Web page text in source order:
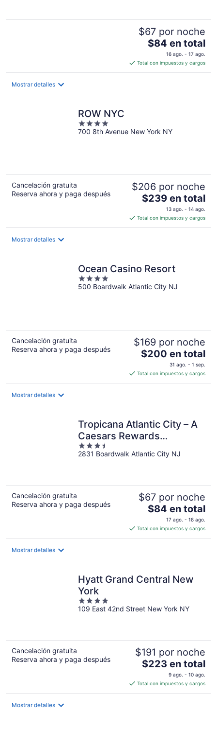
$67 por noche
El
precio
es
de
$84 en total
16 ago. - 17 ago.
Total con impuestos y cargos
Mostrar detalles
ROW NYC
4
out
700 8th Avenue New York NY
Cancelación gratuita
Reserva ahora y paga después
$206 por noche
El
es
de
por
noche
$239 en total
13 ago. - 14 ago.
Total con impuestos y cargos
Mostrar detalles
Ocean Casino Resort
4
out
500 Boardwalk Atlantic City NJ
Cancelación gratuita
Reserva ahora y paga después
$169 por noche
El
es
de
por
noche
$200 en total
31 ago. - 1 sep.
Total con impuestos y cargos
Mostrar detalles
Tropicana Atlantic City – A
Caesars Rewards
Destination
3.5
out
2831 Boardwalk Atlantic City NJ
Cancelación gratuita
Reserva ahora y paga después
$67 por noche
El
precio
es
de
por
noche
$84 en total
17 ago. - 18 ago.
Total con impuestos y cargos
Mostrar detalles
Hyatt Grand Central New
York
4
out
109 East 42nd Street New York NY
Cancelación gratuita
Reserva ahora y paga después
$191 por noche
El
es
de
$223 en total
9 ago. - 10 ago.
Total con impuestos y cargos
Mostrar detalles